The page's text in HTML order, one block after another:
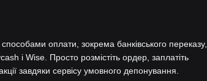
оплати, зокрема банківського переказу,
і Wise. Просто розмістіть ордер, заплатіть
завдяки сервісу умовного депонування.